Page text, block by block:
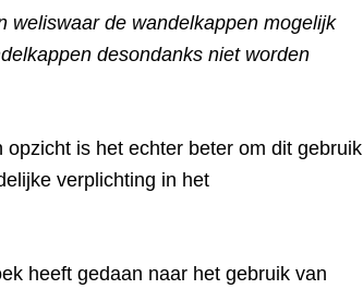
weliswaar de wandelkappen mogelijk
desondanks niet worden
is het echter beter om dit gebruik
verplichting in het
heeft gedaan naar het gebruik van